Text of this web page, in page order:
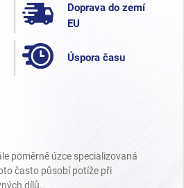
Doprava do zemí
EU
Úspora času
poměrně úzce specializovaná
často působí potíže při
dílů.